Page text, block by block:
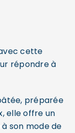
cette
répondre à
préparée
elle offre un
son mode de